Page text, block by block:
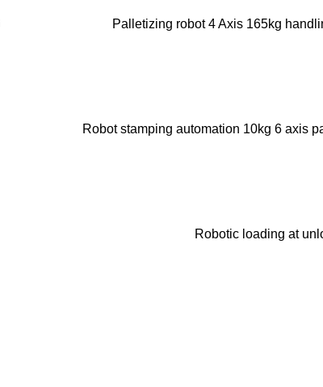
Palletizing robot 4 Axis 165kg
Robot stamping automation 10kg 6 axis
Robotic loading at